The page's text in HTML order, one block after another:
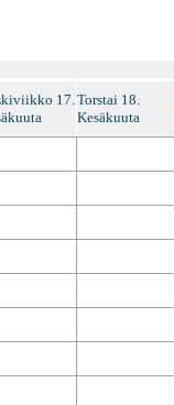
17.Torstai 18.
Kesäkuuta